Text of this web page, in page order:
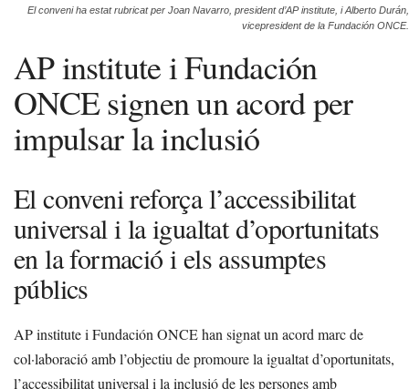
El conveni ha estat rubricat per Joan Navarro, president d’AP institute, i Alberto Durán,
vicepresident de la Fundación ONCE.
AP institute i Fundación
ONCE signen un acord per
impulsar la inclusió
El conveni reforça l’accessibilitat
universal i la igualtat d’oportunitats
en la formació i els assumptes
públics
AP institute i Fundación ONCE han signat un acord marc de
col·laboració amb l’objectiu de promoure la igualtat d’oportunitats,
l’accessibilitat universal i la inclusió de les persones amb